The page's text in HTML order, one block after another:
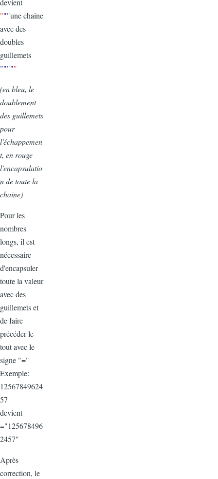
devient
"""une chaine
avec des
doubles
guillemets
"""""
(en bleu, le
doublement
des guillemets
pour
l'échappemen
t, en rouge
l'encapsulatio
n de toute la
chaine)
Pour les
nombres
longs, il est
nécessaire
d'encapsuler
toute la valeur
avec des
guillemets et
de faire
précéder le
tout avec le
signe "="
Exemple:
12567849624
57
devient
="125678496
2457"
Après
correction, le